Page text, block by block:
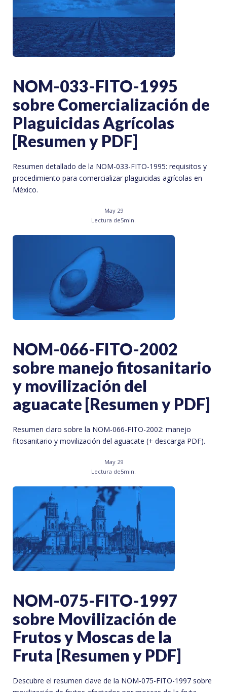
NOM-033-FITO-1995
sobre Comercialización de
Plaguicidas Agrícolas
[Resumen y PDF]
Resumen detallado de la NOM-033-FITO-1995: requisitos y
procedimiento para comercializar plaguicidas agrícolas en
México.
May 29
Lectura de5min.
NOM-066-FITO-2002
sobre manejo fitosanitario
y movilización del
aguacate [Resumen y PDF]
Resumen claro sobre la NOM-066-FITO-2002: manejo
fitosanitario y movilización del aguacate (+ descarga PDF).
May 29
Lectura de5min.
NOM-075-FITO-1997
sobre Movilización de
Frutos y Moscas de la
Fruta [Resumen y PDF]
Descubre el resumen clave de la NOM-075-FITO-1997 sobre